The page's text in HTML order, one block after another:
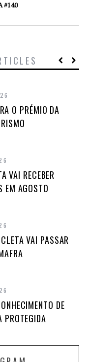
#140
O PRÉMIO DA
VAI RECEBER
EM AGOSTO
VAI PASSAR
DE
PROTEGIDA